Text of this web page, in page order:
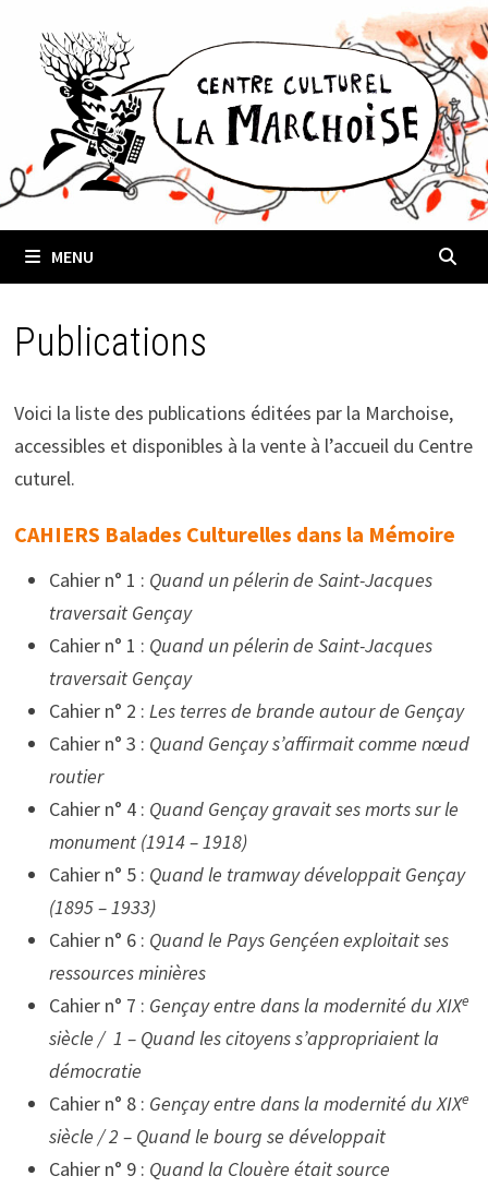
contenu
MENU
Publications
Voici la liste des publications éditées par la Marchoise,
accessibles et disponibles à la vente à l’accueil du Centre
cuturel.
CAHIERS Balades Culturelles dans la Mémoire
Cahier n° 1 : Quand un pélerin de Saint-Jacques
traversait Gençay
Cahier n° 1 : Quand un pélerin de Saint-Jacques
traversait Gençay
Cahier n° 2 :Les terres de brande autour de Gençay
Cahier n° 3 : Quand Gençay s’affirmait comme nœud
routier
Cahier n° 4 : Quand Gençay gravait ses morts sur le
monument (1914 – 1918)
Cahier n° 5 : Quand le tramway développait Gençay
(1895 – 1933)
Cahier n° 6 : Quand le Pays Gençéen exploitait ses
ressources minières
Cahier n° 7 : Gençay entre dans la modernité du XIXe
siècle / 1 – Quand les citoyens s’appropriaient la
démocratie
Cahier n° 8 : Gençay entre dans la modernité du XIXe
siècle / 2 – Quand le bourg se développait
Cahier n° 9 : Quand la Clouère était source